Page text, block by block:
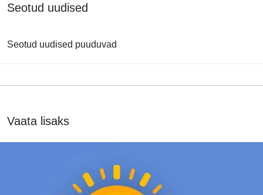
Seotud uudised
Seotud uudised puuduvad
Vaata lisaks